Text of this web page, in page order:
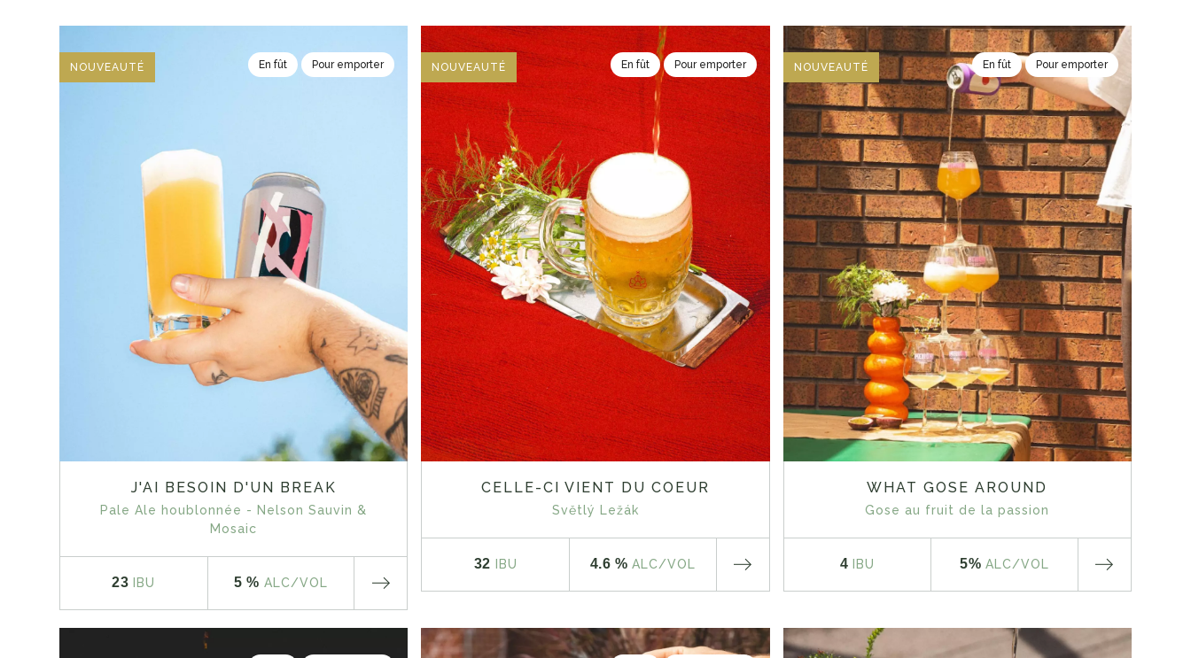
NOUVEAUTÉ En fût Pour emporter
J'AI BESOIN D'UN BREAK
Pale Ale houblonnée - Nelson Sauvin &
Mosaic
23 IBU 5 % ALC/VOL
NOUVEAUTÉ En fût Pour emporter
CELLE-CI VIENT DU COEUR
Světlý Ležák
32 IBU 4.6 % ALC/VOL
NOUVEAUTÉ En fût Pour emporter
WHAT GOSE AROUND
Gose au fruit de la passion
4 IBU 5% ALC/VOL